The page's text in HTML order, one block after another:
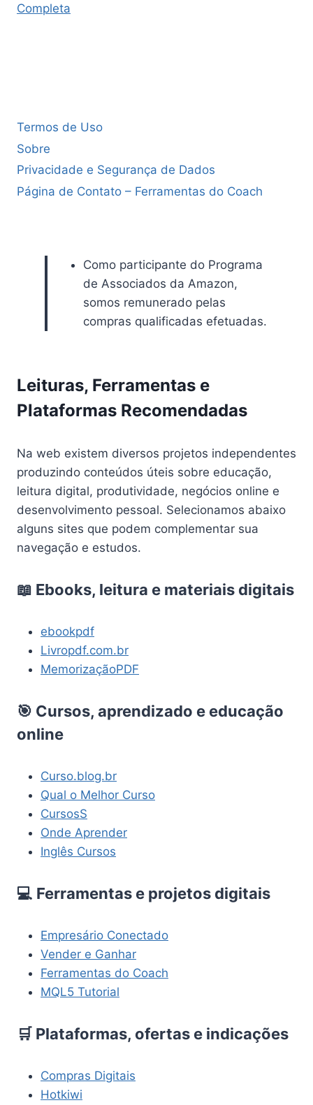
Completa
Termos de Uso
Sobre
Privacidade e Segurança de Dados
Página de Contato – Ferramentas do Coach
Como participante do Programa
de Associados da Amazon,
somos remunerado pelas
compras qualificadas efetuadas.
Leituras, Ferramentas e
Plataformas Recomendadas
Na web existem diversos projetos independentes
produzindo conteúdos úteis sobre educação,
leitura digital, produtividade, negócios online e
desenvolvimento pessoal. Selecionamos abaixo
alguns sites que podem complementar sua
navegação e estudos.
📖 Ebooks, leitura e materiais digitais
ebookpdf
Livropdf.com.br
MemorizaçãoPDF
🎯 Cursos, aprendizado e educação
online
Curso.blog.br
Qual o Melhor Curso
CursosS
Onde Aprender
Inglês Cursos
💻 Ferramentas e projetos digitais
Empresário Conectado
Vender e Ganhar
Ferramentas do Coach
MQL5 Tutorial
🛒 Plataformas, ofertas e indicações
Compras Digitais
Hotkiwi